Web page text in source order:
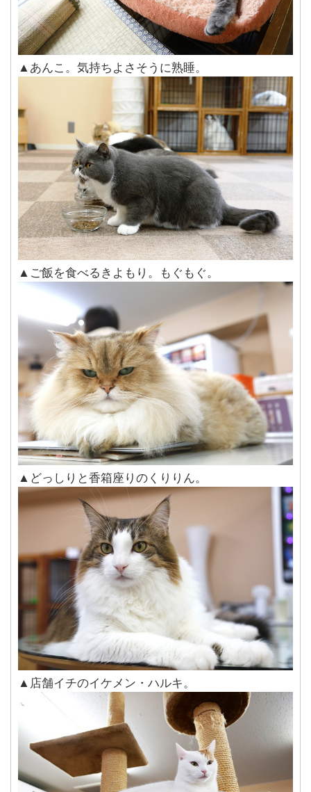
▲あんこ。気持ちよさそうに熟睡。
▲ご飯を食べるきよもり。もぐもぐ。
▲どっしりと香箱座りのくりりん。
▲店舗イチのイケメン・ハルキ。